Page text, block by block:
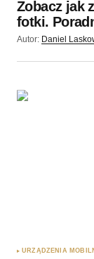
Wyślij
Zobacz jak
fotki.
Autor: Daniel
URZĄDZENIA